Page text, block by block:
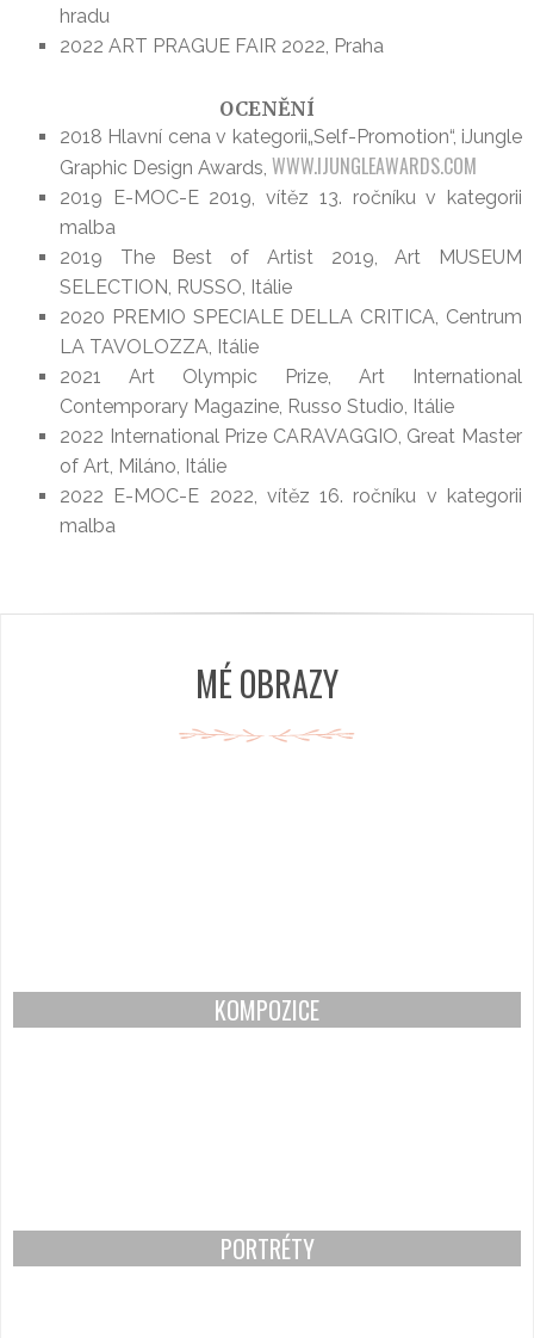
hradu
2022 ART PRAGUE FAIR 2022, Praha
OCENĚNÍ
2018 Hlavní cena v kategorii„Self-Promotion“, iJungle
Graphic Design Awards, WWW.IJUNGLEAWARDS.COM
2019 E-MOC-E 2019, vítěz 13. ročníku v kategorii
malba
2019 The Best of Artist 2019, Art MUSEUM
SELECTION, RUSSO, Itálie
2020 PREMIO SPECIALE DELLA CRITICA, Centrum
LA TAVOLOZZA, Itálie
2021 Art Olympic Prize, Art International
Contemporary Magazine, Russo Studio, Itálie
2022 International Prize CARAVAGGIO, Great Master
of Art, Miláno, Itálie
2022 E-MOC-E 2022, vítěz 16. ročníku v kategorii
malba
MÉ OBRAZY
KOMPOZICE
PORTRÉTY